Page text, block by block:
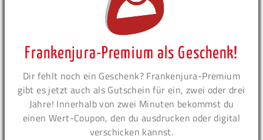
Frankenjura-Premium als Geschenk!
Dir fehlt noch ein Geschenk? Frankenjura-Premium
gibt es jetzt auch als Gutschein für ein, zwei oder drei
Jahre! Innerhalb von zwei Minuten bekommst du
einen Wert-Coupon, den du ausdrucken oder digital
verschicken kannst.